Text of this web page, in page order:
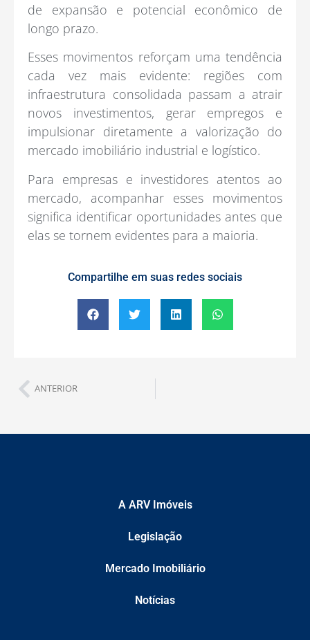
de expansão e potencial econômico de
longo prazo.
Esses movimentos reforçam uma tendência
cada vez mais evidente: regiões com
infraestrutura consolidada passam a atrair
novos investimentos, gerar empregos e
impulsionar diretamente a valorização do
mercado imobiliário industrial e logístico.
Para empresas e investidores atentos ao
mercado, acompanhar esses movimentos
significa identificar oportunidades antes que
elas se tornem evidentes para a maioria.
Compartilhe em suas redes sociais
ANTERIOR
A ARV Imóveis
Legislação
Mercado Imobiliário
Notícias